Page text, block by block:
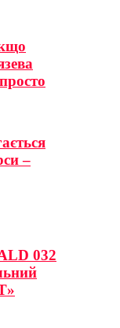
–
032